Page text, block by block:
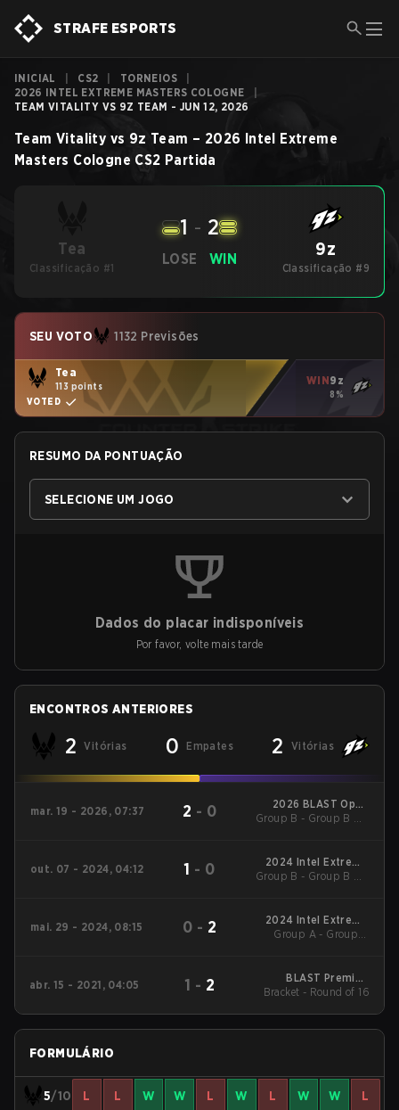
STRAFE ESPORTS
INICIAL CS2 TORNEIOS
2026 INTEL EXTREME MASTERS COLOGNE
TEAM VITALITY VS 9Z TEAM - JUN 12, 2026
Team Vitality vs 9z Team – 2026 Intel Extreme
Masters Cologne CS2 Partida
Tea
Classificação #1
LOSE
1 - 2
WIN 9z
Classificação #9
SEU VOTO 1132 Previsões
Tea
113 points
VOTED
WIN9z
8%
RESUMO DA PONTUAÇÃO
SELECIONE UM JOGO
Dados do placar indisponíveis
Por favor, volte mais tarde
ENCONTROS ANTERIORES
2 Vitórias 0 Empates 2 Vitórias
mar. 19 - 2026, 07:37 2 - 0
2026 BLAST Open
Spring Rotterdam
Group B - Group B UB
out. 07 - 2024, 04:12 1 - 0
2024 Intel Extreme
Masters Rio
Group B - Group B UB
mai. 29 - 2024, 08:15 0 - 2
2024 Intel Extreme
Masters Dallas
Group A - Group A
abr. 15 - 2021, 04:05 1 - 2
BLAST Premier:
Spring Showdown
Bracket - Round of 16
FORMULÁRIO
5/10 L L W W L W L W W L